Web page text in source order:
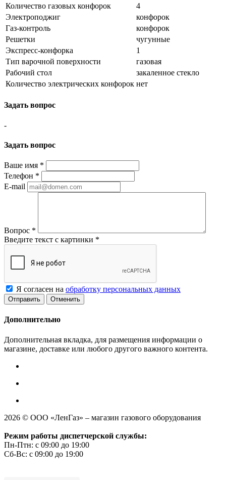
Количество газовых конфорок
4
Электроподжиг
конфорок
Газ-контроль
конфорок
Решетки
чугунные
Экспресс-конфорка
1
Тип варочной поверхности
газовая
Рабочий стол
закаленное стекло
Количество электрических конфорок нет
Задать вопрос
-
Задать вопрос
Ваше имя *
Телефон *
E-mail
Вопрос *
Введите текст с картинки *
Я согласен на обработку персональных данных
Отменить
Дополнительно
Дополнительная вкладка, для размещения информации о
магазине, доставке или любого другого важного контента.
2026 © ООО «ЛенГаз» – магазин газового оборудования
Режим работы диспетчерской службы:
Пн-Птн: с 09:00 до 19:00
Сб-Вс: с 09:00 до 19:00